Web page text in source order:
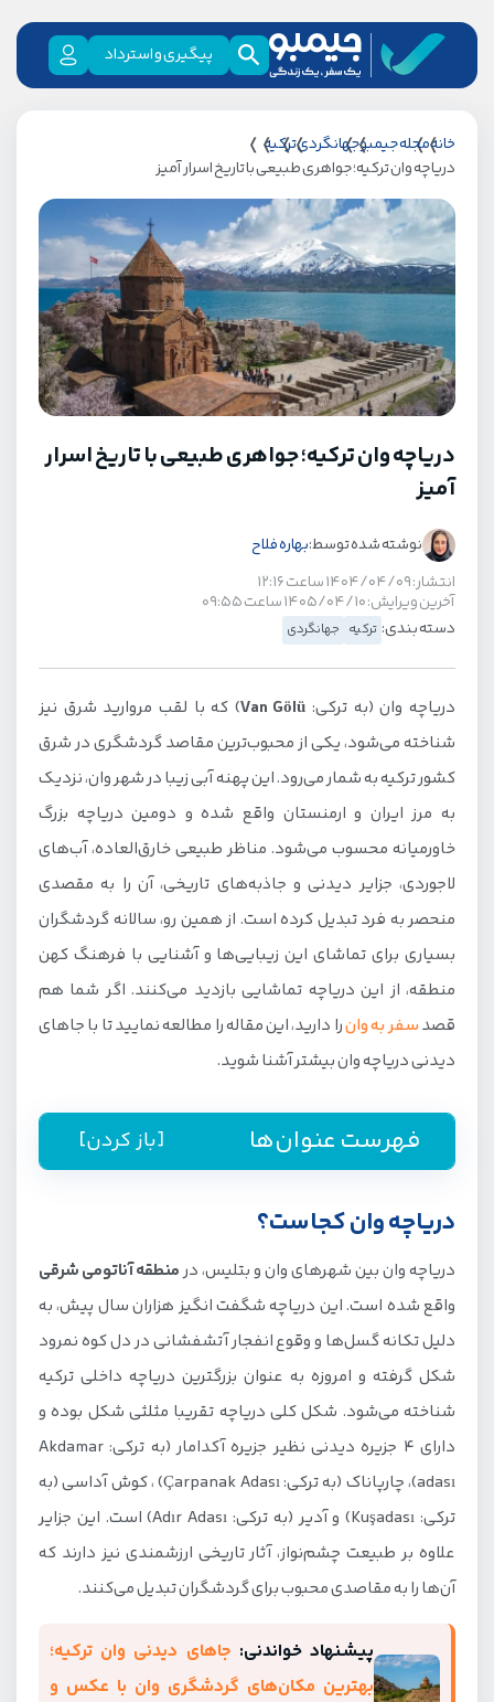
پیگیری و استرداد
خانهمجله جیمبوجهانگردیترکیه
دریاچه وان ترکیه؛ جواهری طبیعی با تاریخ اسرار آمیز
دریاچه وان ترکیه؛ جواهری طبیعی با تاریخ اسرار
آمیز
نوشته شده توسط:بهاره فلاح
انتشار: ۱۴۰۴/۰۴/۰۹ ساعت ۱۲:۱۶
آخرین ویرایش: ۱۴۰۵/۰۴/۱۰ ساعت ۰۹:۵۵
دسته بندی: ترکیه جهانگردی
دریاچه وان (به ترکی: Van Gölü) که با لقب مروارید شرق نیز
شناخته می‌شود، یکی از محبوب‌ترین مقاصد گردشگری در شرق
کشور ترکیه به شمار می‌رود. این پهنه آبی زیبا در شهر وان، نزدیک
به مرز ایران و ارمنستان واقع شده و دومین دریاچه بزرگ
خاورمیانه محسوب می‌شود. مناظر طبیعی خارق‌العاده، آب‌های
لاجوردی، جزایر دیدنی و جاذبه‌های تاریخی، آن را به مقصدی
منحصر به فرد تبدیل کرده است. از همین رو، سالانه گردشگران
بسیاری برای تماشای این زیبایی‌ها و آشنایی با فرهنگ کهن
منطقه، از این دریاچه تماشایی بازدید می‌کنند. اگر شما هم
قصدسفر به وانرا دارید، این مقاله را مطالعه نمایید تا با جاهای
دیدنی دریاچه وان بیشتر آشنا شوید.
فهرست عنوان‌ها [باز کردن]
مسیر دسترسی به دریاچه وان از ایران
بهترین زمان بازدید از دریاچه وان ترکیه
تفریحات دریاچه وان ترکیه
جاهای دیدنی اطراف دریاچه وان
جزیره آکدامار؛ شاهکار ارمنی در آغوش طبیعت وان
شهر تاریخی احلات؛ گنجینه‌ای کهن با معماری باستانی
شهر بتلیس؛ قلعه ای کلیدی در فلات ارمنستان
قلعه هوشاپ؛ نگهبان اسرار قرون وسطایی
قلعه وان؛ شاهکار تاریخی بر فراز کوه‌های دریاچه وان
قلعه چاووش تپه؛ روایت‌گر اقتدار اورارتو
آبشار مرادیه؛ فضایی فریبنده با نوای دلنشین
دریاچه وان کجاست؟
دریاچه وان بین شهرهای وان و بتلیس، درمنطقه آناتومی شرقی
واقع شده است. این دریاچه شگفت انگیز هزاران سال پیش، به
دلیل تکانه گسل‌ها و وقوع انفجار آتشفشانی در دل کوه نمرود
شکل گرفته و امروزه به عنوان بزرگترین دریاچه داخلی ترکیه
شناخته می‌شود. شکل کلی دریاچه تقریبا مثلثی شکل بوده و
دارای 4 جزیره دیدنی نظیر جزیره آکدامار (به ترکی: Akdamar
adası)، چارپاناک (به ترکی: Çarpanak Adası) ، کوش آداسی (به
ترکی: Kuşadası) و آدیر (به ترکی: Adır Adası) است. این جزایر
علاوه بر طبیعت چشم‌نواز، آثار تاریخی ارزشمندی نیز دارند که
آن‌ها را به مقاصدی محبوب برای گردشگران تبدیل می‌کنند.
پیشنهاد خواندنی: جاهای دیدنی وان ترکیه؛
بهترین مکان‌های گردشگری وان با عکس و